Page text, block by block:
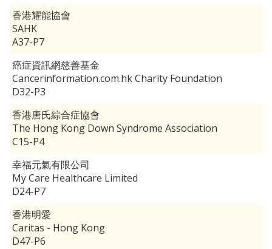
香港耀能協會
SAHK
A37-P7
癌症資訊網慈善基金
Cancerinformation.com.hk Charity Foundation
D32-P3
香港唐氏綜合症協會
The Hong Kong Down Syndrome Association
C15-P4
幸福元氣有限公司
My Care Healthcare Limited
D24-P7
香港明愛
Caritas - Hong Kong
D47-P6